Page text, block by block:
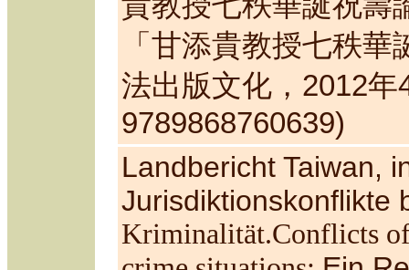
「甘添貴教授七秩
法出版文化， 2012年
9789868760639)
Landbericht Taiwan,
Jurisdiktionskonflikte
Kriminalität.Conflicts